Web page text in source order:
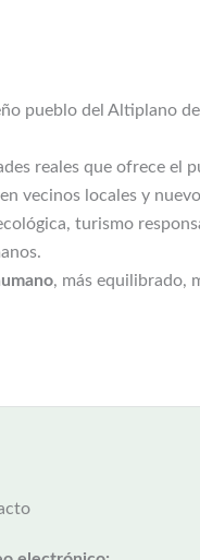
pueblo del Altiplano de
reales que ofrece el
vecinos locales y
turismo
, más equilibrado,